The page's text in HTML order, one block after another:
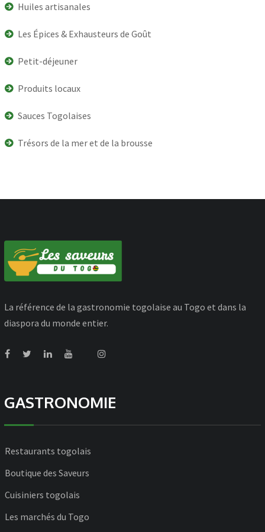
Huiles artisanales
Les Épices & Exhausteurs de Goût
Petit-déjeuner
Produits locaux
Sauces Togolaises
Trésors de la mer et de la brousse
La référence de la gastronomie togolaise au Togo et dans la
diaspora du monde entier.
GASTRONOMIE
Restaurants togolais
Boutique des Saveurs
Cuisiniers togolais
Les marchés du Togo